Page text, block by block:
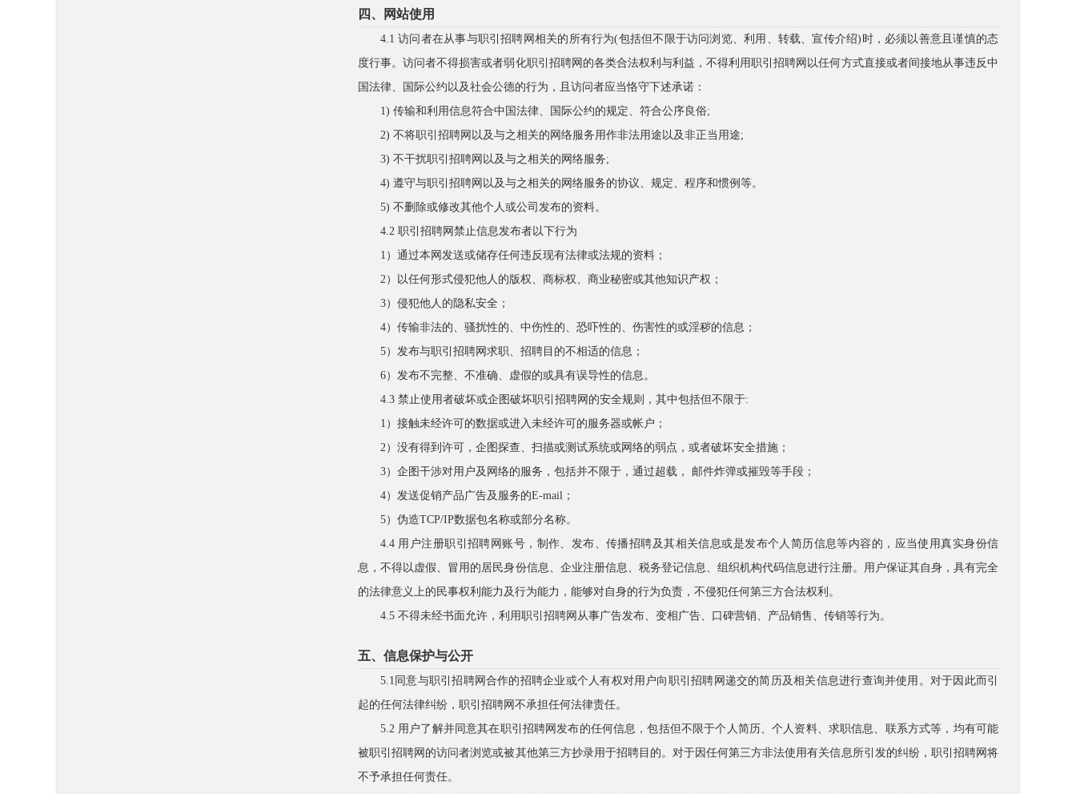
四、网站使用
4.1 访问者在从事与职引招聘网相关的所有行为(包括但不限于访问浏览、利用、转载、宣传介绍)时，必须以善意且谨慎的态
度行事。访问者不得损害或者弱化职引招聘网的各类合法权利与利益，不得利用职引招聘网以任何方式直接或者间接地从事违反中
国法律、国际公约以及社会公德的行为，且访问者应当恪守下述承诺：
1) 传输和利用信息符合中国法律、国际公约的规定、符合公序良俗;
2) 不将职引招聘网以及与之相关的网络服务用作非法用途以及非正当用途;
3) 不干扰职引招聘网以及与之相关的网络服务;
4) 遵守与职引招聘网以及与之相关的网络服务的协议、规定、程序和惯例等。
5) 不删除或修改其他个人或公司发布的资料。
4.2 职引招聘网禁止信息发布者以下行为
1）通过本网发送或储存任何违反现有法律或法规的资料；
2）以任何形式侵犯他人的版权、商标权、商业秘密或其他知识产权；
3）侵犯他人的隐私安全；
4）传输非法的、骚扰性的、中伤性的、恐吓性的、伤害性的或淫秽的信息；
5）发布与职引招聘网求职、招聘目的不相适的信息；
6）发布不完整、不准确、虚假的或具有误导性的信息。
4.3 禁止使用者破坏或企图破坏职引招聘网的安全规则，其中包括但不限于:
1）接触未经许可的数据或进入未经许可的服务器或帐户；
2）没有得到许可，企图探查、扫描或测试系统或网络的弱点，或者破坏安全措施；
3）企图干涉对用户及网络的服务，包括并不限于，通过超载， 邮件炸弹或摧毁等手段；
4）发送促销产品广告及服务的E-mail；
5）伪造TCP/IP数据包名称或部分名称。
4.4 用户注册职引招聘网账号，制作、发布、传播招聘及其相关信息或是发布个人简历信息等内容的，应当使用真实身份信
息，不得以虚假、冒用的居民身份信息、企业注册信息、税务登记信息、组织机构代码信息进行注册。用户保证其自身，具有完全
的法律意义上的民事权利能力及行为能力，能够对自身的行为负责，不侵犯任何第三方合法权利。
4.5 不得未经书面允许，利用职引招聘网从事广告发布、变相广告、口碑营销、产品销售、传销等行为。
五、信息保护与公开
5.1同意与职引招聘网合作的招聘企业或个人有权对用户向职引招聘网递交的简历及相关信息进行查询并使用。对于因此而引
起的任何法律纠纷，职引招聘网不承担任何法律责任。
5.2 用户了解并同意其在职引招聘网发布的任何信息，包括但不限于个人简历、个人资料、求职信息、联系方式等，均有可能
被职引招聘网的访问者浏览或被其他第三方抄录用于招聘目的。对于因任何第三方非法使用有关信息所引发的纠纷，职引招聘网将
不予承担任何责任。